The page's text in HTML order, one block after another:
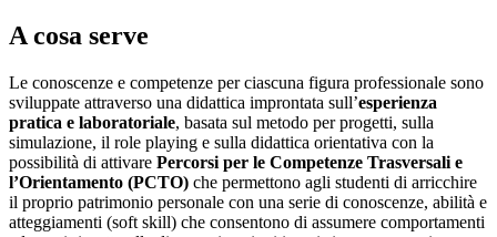
A cosa serve
Le conoscenze e competenze per ciascuna figura professionale sono
sviluppate attraverso una didattica improntata sull’esperienza
pratica e laboratoriale, basata sul metodo per progetti, sulla
simulazione, il role playing e sulla didattica orientativa con la
possibilità di attivare Percorsi per le Competenze Trasversali e
l’Orientamento (PCTO) che permettono agli studenti di arricchire
il proprio patrimonio personale con una serie di conoscenze, abilità e
atteggiamenti (soft skill) che consentono di assumere comportamenti